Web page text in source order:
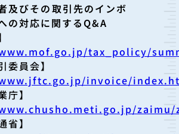
及びその取引先のインボ
の対応に関するQ&A
tax_policy/
委員会】
invoice/
庁】
省】